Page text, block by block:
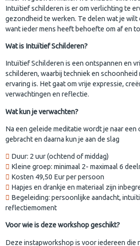
Intuïtief schilderen is er om verlichting te
gezondheid te werken. Te delen wat je
want ieder mens heeft behoefte om af en
Wat is Intuïtief Schilderen?
Intuïtief Schilderen is een ontspannen en
schilderen, waarbij techniek en schoonheid
ervaring is. Het gaat om vrije expressie,
verwachtingen en reflectie.
Wat kun je verwachten?
Na een geleide meditatie wordt je naar een
gebracht en daarna kun je aan de slag
Duur: 2 uur (ochtend of middag)
Kleine groep: minimaal 2- maximaal 6
Kosten 49,50 Eur per persoon
Hapjes en drankje en materiaal zijn
Begeleiding: persoonlijke aandacht,
reflectiemoment
Voor wie is deze workshop geschikt?
Deze instapworkshop is voor iedereen die